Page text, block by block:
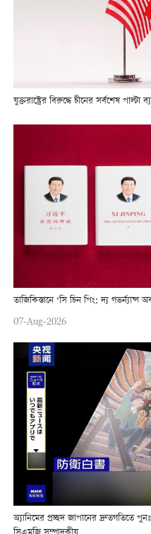
যুক্তরাষ্ট্রের বিরুদ্ধে চীনের সর্বশেষ পাল্টা
তাজিকিস্তানে ‘সি চিন পিং: দ্য গভর্ন্যান্স
07-Aug-2026
অ্যানিমের প্রচ্ছদ জাপানের দ্রুতগতিতে